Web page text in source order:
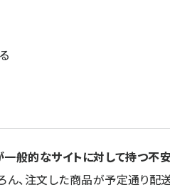
般的なサイトに対して持つ不
、注文した商品が予定通り配